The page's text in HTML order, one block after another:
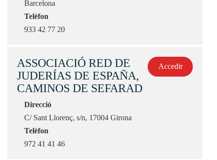
Barcelona
Telèfon
933 42 77 20
ASSOCIACIÓ RED DE
JUDERÍAS DE ESPAÑA,
CAMINOS DE SEFARAD
Direcció
C/ Sant Llorenç, s/n, 17004 Girona
Telèfon
972 41 41 46
Accedir